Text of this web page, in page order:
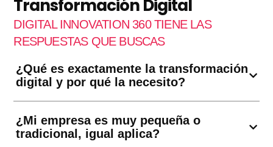
Transformación Digital
DIGITAL INNOVATION 360 TIENE LAS
RESPUESTAS QUE BUSCAS
¿Qué es exactamente la transformación
digital y por qué la necesito?
¿Mi empresa es muy pequeña o
tradicional, igual aplica?